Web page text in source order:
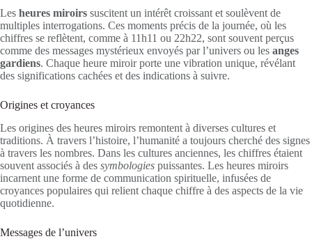
Les heures miroirs suscitent un intérêt croissant et soulèvent de
multiples interrogations. Ces moments précis de la journée, où les
chiffres se reflètent, comme à 11h11 ou 22h22, sont souvent perçus
comme des messages mystérieux envoyés par l’univers ou les anges
gardiens. Chaque heure miroir porte une vibration unique, révélant
des significations cachées et des indications à suivre.
Origines et croyances
Les origines des heures miroirs remontent à diverses cultures et
traditions. À travers l’histoire, l’humanité a toujours cherché des signes
à travers les nombres. Dans les cultures anciennes, les chiffres étaient
souvent associés à des symbologies puissantes. Les heures miroirs
incarnent une forme de communication spirituelle, infusées de
croyances populaires qui relient chaque chiffre à des aspects de la vie
quotidienne.
Messages de l’univers